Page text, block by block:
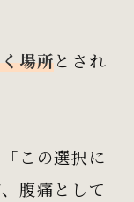
場所とされ
この選択に
腹痛として